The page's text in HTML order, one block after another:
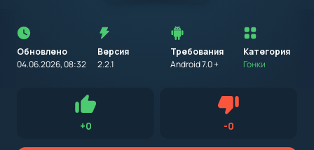
Обновлено
04.06.2026, 08:32
Версия
2.2.1
Требования
Android 7.0 +
установкой
приложения
на
устройство
с
Категория
Гонки
обращать внимание на установленную версию Android
OS. Мы указываем минимально необходимую версию для
+0Нравится -0Не нравится